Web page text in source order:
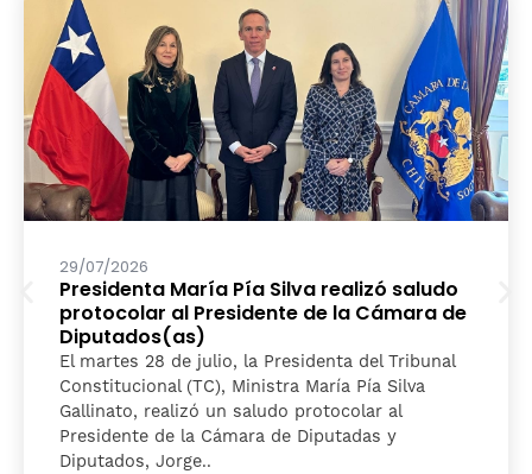
29/07/2026
Presidenta María Pía Silva realizó saludo
protocolar al Presidente de la Cámara de
Diputados(as)
El martes 28 de julio, la Presidenta del Tribunal
Constitucional (TC), Ministra María Pía Silva
Gallinato, realizó un saludo protocolar al
Presidente de la Cámara de Diputadas y
Diputados, Jorge..